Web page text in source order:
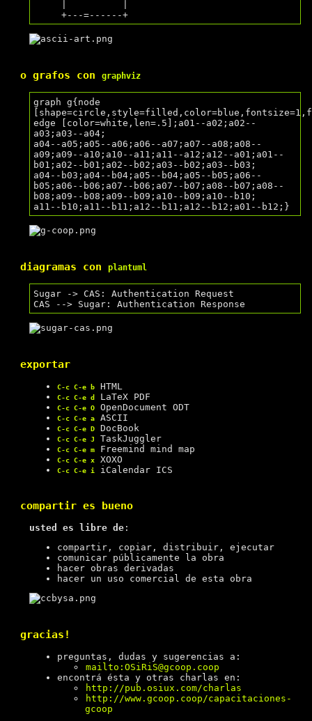
o grafos con graphviz
graph g{node
edge [color=white,len=.5];a01--a02;a02--
a03;a03--a04;
a04--a05;a05--a06;a06--a07;a07--a08;a08--
a09;a09--a10;a10--a11;a11--a12;a12--a01;a01--
b01;a02--b01;a02--b02;a03--b02;a03--b03;
a04--b03;a04--b04;a05--b04;a05--b05;a06--
b05;a06--b06;a07--b06;a07--b07;a08--b07;a08--
b08;a09--b08;a09--b09;a10--b09;a10--b10;
diagramas con plantuml
Sugar -> CAS: Authentication Request
exportar
C-c C-e bHTML
C-c C-e dLaTeX PDF
C-c C-e OOpenDocument ODT
C-c C-e aASCII
C-c C-e DDocBook
C-c C-e J TaskJuggler
C-c C-e mFreemind mind map
C-c C-e xXOXO
C-c C-e iiCalendar ICS
compartir es bueno
usted es libre de:
compartir, copiar, distribuir, ejecutar
comunicar públicamente la obra
hacer obras derivadas
hacer un uso comercial de esta obra
gracias!
preguntas, dudas y sugerencias a:
mailto:OSiRiS@gcoop.coop
encontrá ésta y otras charlas en:
http://pub.osiux.com/charlas
http://www.gcoop.coop/capacitaciones-
gcoop